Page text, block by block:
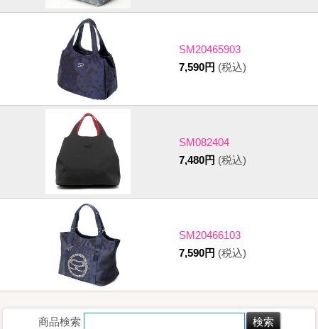
SM20465903
7,590円 (税込)
SM082404
7,480円 (税込)
SM20466103
7,590円 (税込)
商品検索